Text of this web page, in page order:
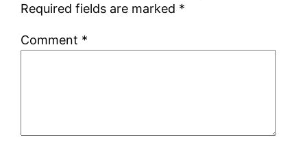
Required fields are marked *
Comment *